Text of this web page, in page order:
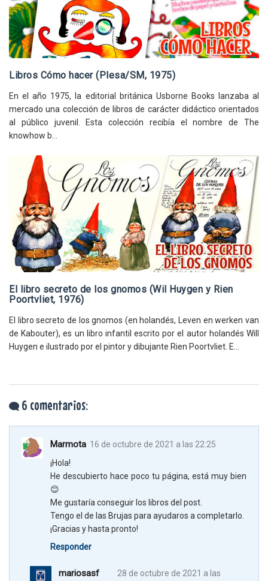
Libros Cómo hacer (Plesa/SM, 1975)
En el año 1975, la editorial británica Usborne Books lanzaba al
mercado una colección de libros de carácter didáctico orientados
al público juvenil. Esta colección recibía el nombre de The
knowhow b...
El libro secreto de los gnomos (Wil Huygen y Rien
Poortvliet, 1976)
El libro secreto de los gnomos (en holandés, Leven en werken van
de Kabouter), es un libro infantil escrito por el autor holandés Will
Huygen e ilustrado por el pintor y dibujante Rien Poortvliet. E...
6 comentarios:
Marmota 16 de octubre de 2021 a las 22:25
¡Hola!
He descubierto hace poco tu página, está muy bien
😊
Me gustaría conseguir los libros del post.
Tengo el de las Brujas para ayudaros a completarlo.
¡Gracias y hasta pronto!
Responder
mariosasf 28 de octubre de 2021 a las